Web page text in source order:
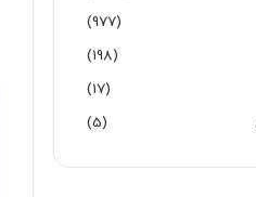
(977)
(198)
(17)
(5)